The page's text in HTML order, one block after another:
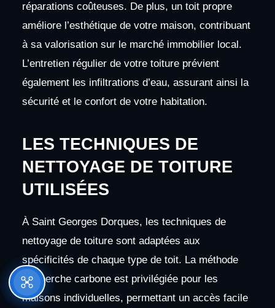
réparations coûteuses. De plus, un toit propre
améliore l’esthétique de votre maison, contribuant
à sa valorisation sur le marché immobilier local.
L’entretien régulier de votre toiture prévient
également les infiltrations d’eau, assurant ainsi la
sécurité et le confort de votre habitation.
LES TECHNIQUES DE
NETTOYAGE DE TOITURE
UTILISÉES
À Saint Georges Dorques, les techniques de
nettoyage de toiture sont adaptées aux
spécificités de chaque type de toit. La méthode
par perche carbone est privilégiée pour les
maisons individuelles, permettant un accès facile